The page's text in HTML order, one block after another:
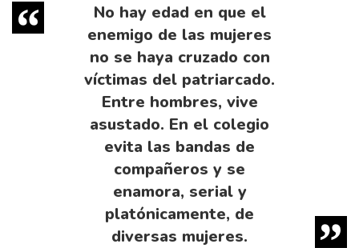
No hay edad en que el
enemigo de las mujeres
no se haya cruzado con
víctimas del patriarcado.
Entre hombres, vive
asustado. En el colegio
evita las bandas de
compañeros y se
enamora, serial y
platónicamente, de
diversas mujeres.